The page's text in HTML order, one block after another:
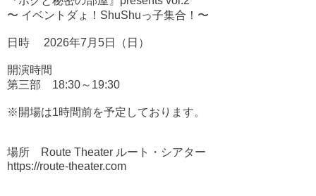
〜 イベントダょ！ShuShuっ子集合！〜
日時 2026年7月5日（日）
開演時間
第三部 18:30～19:30
※開場は1時間前を予定しております。
場所 Route Theater ルート・シアター
https://route-theater.com